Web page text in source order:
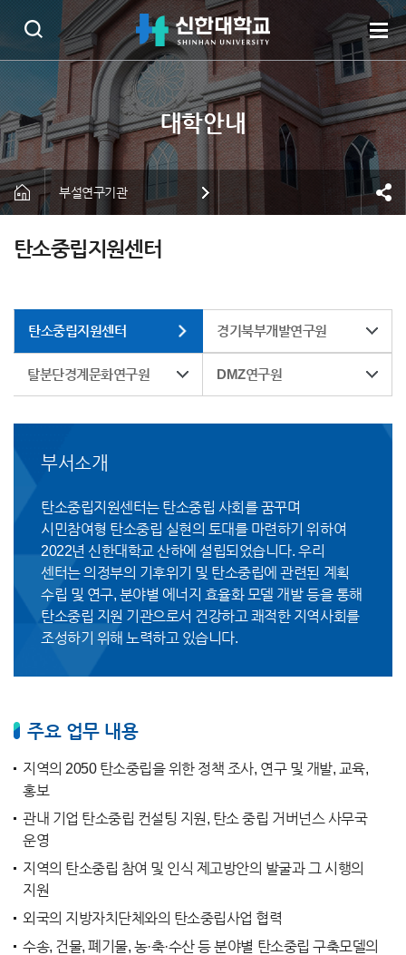
부설연구기관
탄소중립지원센터
탄소중립지원센터 경기북부개발연구원
탈분단경계문화연구원 DMZ연구원
부서소개
탄소중립지원센터는 탄소중립 사회를 꿈꾸며
시민참여형 탄소중립 실현의 토대를 마련하기 위하여
2022년 신한대학교 산하에 설립되었습니다. 우리
센터는 의정부의 기후위기 및 탄소중립에 관련된 계획
수립 및 연구, 분야별 에너지 효율화 모델 개발 등을 통해
탄소중립 지원 기관으로서 건강하고 쾌적한 지역사회를
조성하기 위해 노력하고 있습니다.
주요 업무 내용
지역의 2050 탄소중립을 위한 정책 조사, 연구 및 개발, 교육,
홍보
관내 기업 탄소중립 컨설팅 지원, 탄소 중립 거버넌스 사무국
운영
지역의 탄소중립 참여 및 인식 제고방안의 발굴과 그 시행의
지원
외국의 지방자치단체와의 탄소중립사업 협력
수송, 건물, 폐기물, 농·축·수산 등 분야별 탄소중립 구축모델의